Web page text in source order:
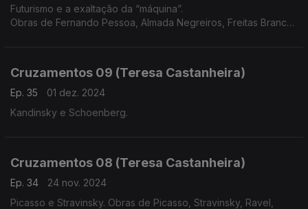
Futurismo e a exaltação da “máquina”.
Obras de Fernando Pessoa, Almada Negreiros, Freitas Branco,
Cruzamentos 09 (Teresa Castanheira)
Ep. 35
01 dez. 2024
Kandinsky e Schoenberg.
Cruzamentos 08 (Teresa Castanheira)
Ep. 34
24 nov. 2024
Picasso e Stravinsky. Obras de Picasso, Stravinsky, Ravel,